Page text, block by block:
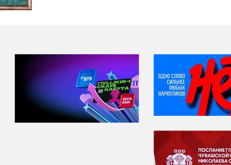
НИ ДНЯ БЕЗ ДАТЫ...
07 августа
Я встретил
всё былое...